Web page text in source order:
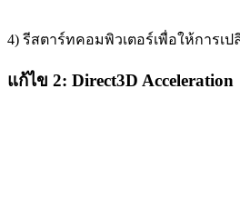
4) รีสตาร์ทคอมพิวเตอร์เพื่อให้การเ
แก้ไข 2: Direct3D Acceleration